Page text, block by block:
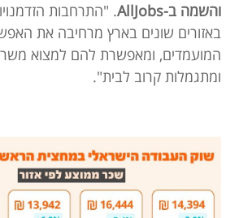
והשמה ב-AllJobs
. "התרחבות
באזורים שונים בארץ מרחיבה את
המועמדים, ומאפשרת להם למצוא
ומתגמלות קרוב לבית".